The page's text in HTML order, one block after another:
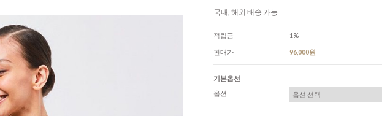
국내, 해외 배송 가능
적립금 1%
판매가 96,000원
기본옵션
옵션